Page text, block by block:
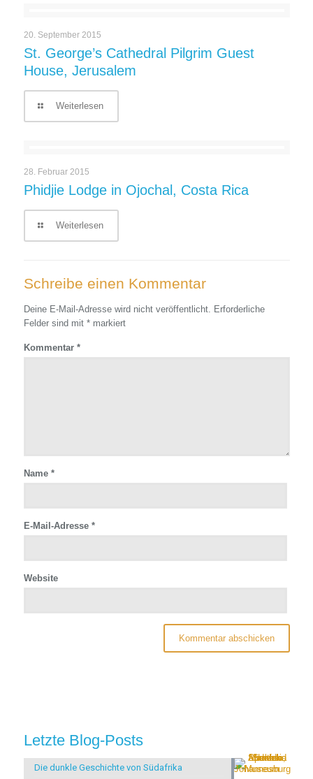
20. September 2015
St. George’s Cathedral Pilgrim Guest
House, Jerusalem
Weiterlesen
28. Februar 2015
Phidjie Lodge in Ojochal, Costa Rica
Weiterlesen
Schreibe einen Kommentar
Deine E-Mail-Adresse wird nicht veröffentlicht. Erforderliche
Felder sind mit *markiert
Kommentar *
Name *
E-Mail-Adresse *
Website
Letzte Blog-Posts
Die dunkle Geschichte von Südafrika